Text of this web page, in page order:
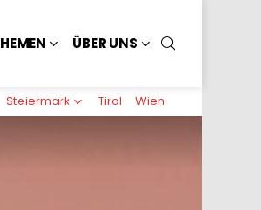
ÜBER UNS
Steiermark Tirol
Wien